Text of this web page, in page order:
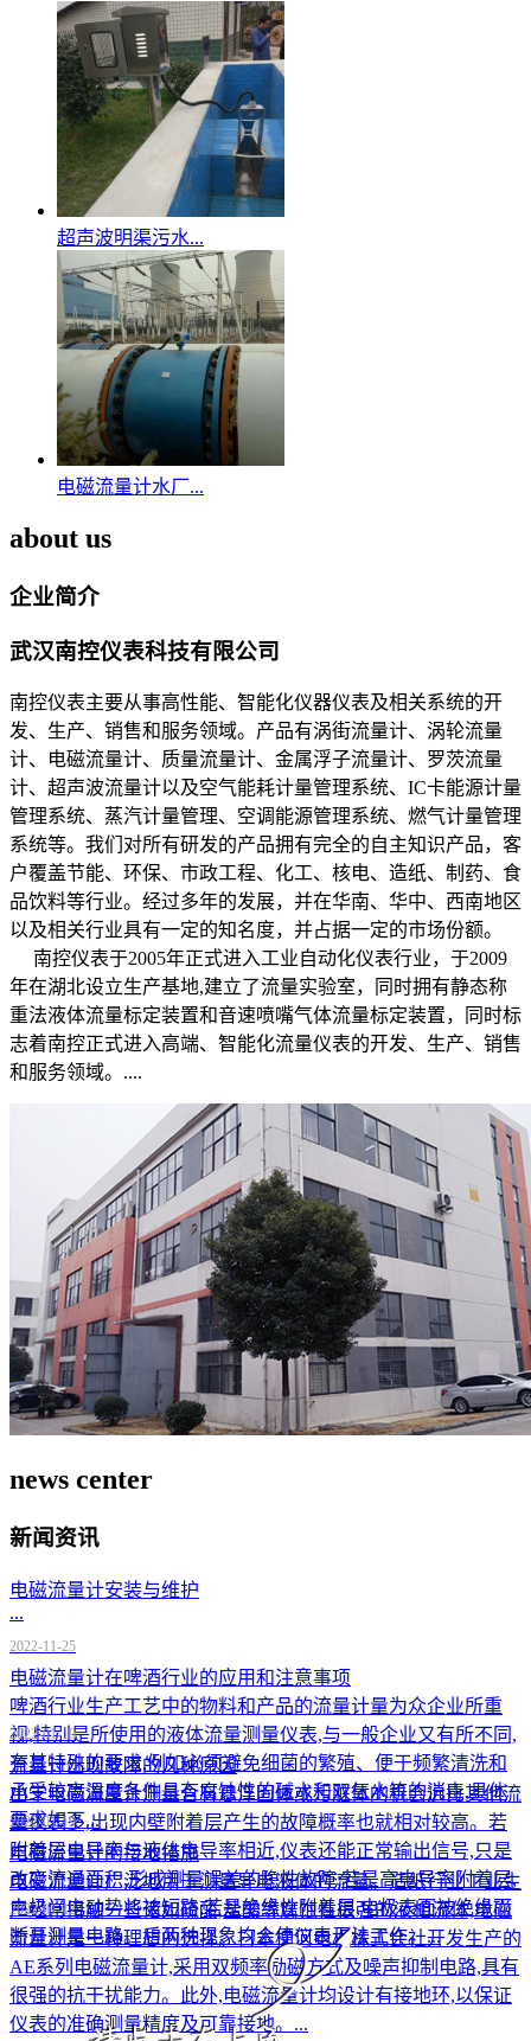
超声波明渠污水...
电磁流量计水厂...
about us
企业简介
武汉南控仪表科技有限公司
南控仪表主要从事高性能、智能化仪器仪表及相关系统的开
发、生产、销售和服务领域。产品有涡街流量计、涡轮流量
计、电磁流量计、质量流量计、金属浮子流量计、罗茨流量
计、超声波流量计以及空气能耗计量管理系统、IC卡能源计量
管理系统、蒸汽计量管理、空调能源管理系统、燃气计量管理
系统等。我们对所有研发的产品拥有完全的自主知识产品，客
户覆盖节能、环保、市政工程、化工、核电、造纸、制药、食
品饮料等行业。经过多年的发展，并在华南、华中、西南地区
以及相关行业具有一定的知名度，并占据一定的市场份额。
南控仪表于2005年正式进入工业自动化仪表行业，于2009
年在湖北设立生产基地,建立了流量实验室，同时拥有静态称
重法液体流量标定装置和音速喷嘴气体流量标定装置，同时标
志着南控正式进入高端、智能化流量仪表的开发、生产、销售
和服务领域。....
news center
新闻资讯
电磁流量计安装与维护
...
2022-11-25
电磁流量计在啤酒行业的应用和注意事项
​啤酒行业生产工艺中的物料和产品的流量计量为众企业所重
视,特别是所使用的液体流量测量仪表,与一般企业又有所不同,
有其特殊的要求,例如必须避免细菌的繁殖、便于频繁清洗和
承受较高温度条件具有腐蚀性的碱水和双氧水等的消毒,具体
要求如下...
2022-01-19
流量计出现故障的几种原因
由于电磁流量计测量含有悬浮固体或污脏体的机会远比其他流
量仪表多,出现内壁附着层产生的故障概率也就相对较高。若
附着层电导率与液体电导率相近,仪表还能正常输出信号,只是
改变流通面积,形成测量误差的隐性故障;若是高电导率附着层,
电极间电动势将被短路;若是绝缘性附着层,电极表面被绝缘而
断开测量电路。后两种现象均会使仪表无法工作。...
2022-01-19
电磁流量计的接地措施
电磁流量计广泛地用于测量导电液体的流量。造纸行业工业生
产经常接触一些诸如硫酸,盐酸等腐蚀性很强的液相流体,电磁
流量计是一种理想的选择。日本横河电机株式会社开发生产的
AE系列电磁流量计,采用双频率励磁方式及噪声抑制电路,具有
很强的抗干扰能力。此外,电磁流量计均设计有接地环,以保证
仪表的准确测量精度及可靠接地。...
2022-01-12